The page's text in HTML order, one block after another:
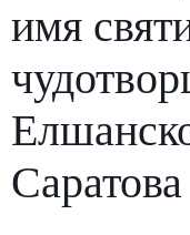
имя
Саратова